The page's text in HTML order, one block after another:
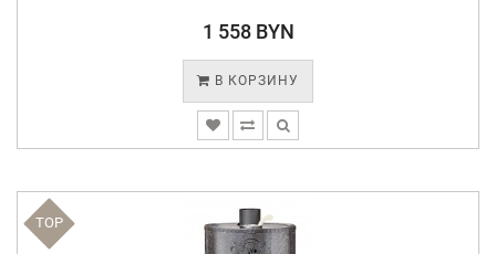
1 558 BYN
В КОРЗИНУ
TOP